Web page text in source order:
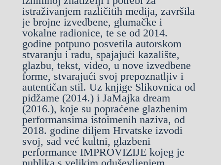
istraživanjem različitih medija, završila
je brojne izvedbene, glumačke i
vokalne radionice, te se od 2014.
godine potpuno posvetila autorskom
stvaranju i radu, spajajući kazalište,
glazbu, tekst, video, u nove izvedbene
forme, stvarajući svoj prepoznatljiv i
autentičan stil. Uz knjige Slikovnica od
pidžame (2014.) i JaMajka dream
(2016.), koje su popraćene glazbenim
performansima istoimenih naziva, od
2018. godine diljem Hrvatske izvodi
svoj, sad već kultni, glazbeni
performance IMPROVIZIJE kojeg je